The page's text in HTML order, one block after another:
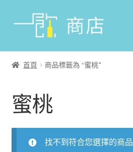
首頁
香檳/氣泡酒
威士忌
首頁 商品標籤為 “蜜桃”
蜜桃
找不到符合您選擇的商品